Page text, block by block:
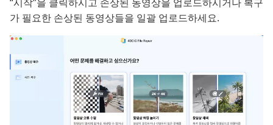
가 필요한 손상된 동영상들을 일괄 업로드하세요.